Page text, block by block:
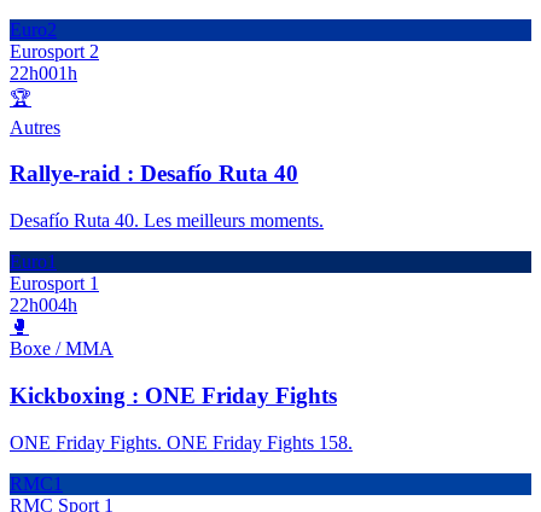
Euro2
Eurosport 2
22h001h
🏆
Autres
Rallye-raid : Desafío Ruta 40
Desafío Ruta 40. Les meilleurs moments.
Euro1
Eurosport 1
22h004h
🥊
Boxe / MMA
Kickboxing : ONE Friday Fights
ONE Friday Fights. ONE Friday Fights 158.
RMC1
RMC Sport 1